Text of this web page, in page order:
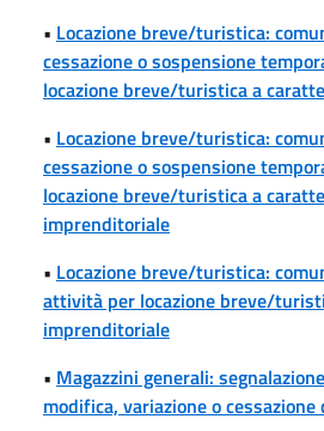
• Locazione breve/turistica:
cessazione o sospensione
locazione breve/turistica a
• Locazione breve/turistica:
cessazione o sospensione
locazione breve/turistica a
imprenditoriale
• Locazione breve/turistica:
attività per locazione breve/
imprenditoriale
• Magazzini generali:
modifica, variazione o